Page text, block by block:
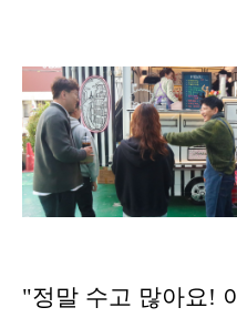
"정말 수고 많아요!